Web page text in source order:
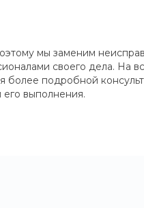
мы заменим
своего дела. На
более подробной
выполнения.